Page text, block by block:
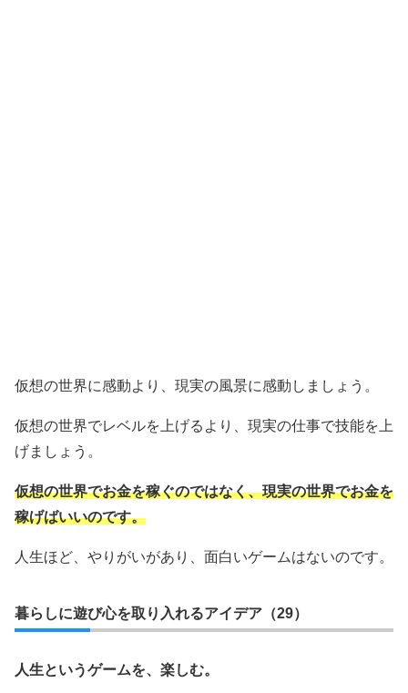
仮想の世界に感動より、現実の風景に感動しましょう。
仮想の世界でレベルを上げるより、現実の仕事で技能を上
げましょう。
仮想の世界でお金を稼ぐのではなく、現実の世界でお金を
稼げばいいのです。
人生ほど、やりがいがあり、面白いゲームはないのです。
暮らしに遊び心を取り入れるアイデア（29）
人生というゲームを、楽しむ。